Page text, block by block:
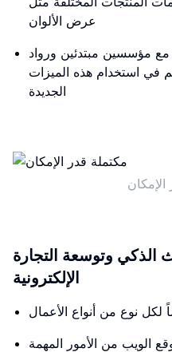
عرض الألوان
مؤسسين مبتدئين ورواد
في استخدام هذه الميزات
الجديدة
الذكي وتوسعة التجارة
الإلكترونية
لكل نوع من أنواع الأعمال
الويب من الأمور المهمة